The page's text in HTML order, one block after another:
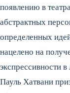
появлению в
абстрактных
определенных
нацелено на
экспрессивности
Пауль Хатвани